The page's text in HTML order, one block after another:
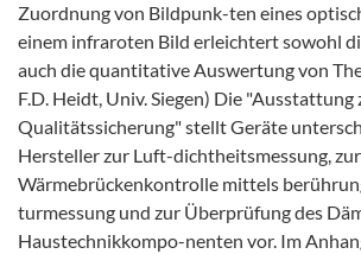
Zuordnung von Bildpunk-ten eines
einem infraroten Bild erleichtert sowohl
auch die quantitative Auswertung von
F.D. Heidt, Univ. Siegen) Die "Ausstattung
Qualitätssicherung" stellt Geräte
Hersteller zur Luft-dichtheitsmessung, zur
Wärmebrückenkontrolle mittels
turmessung und zur Überprüfung des
Haustechnikkompo-nenten vor. Im